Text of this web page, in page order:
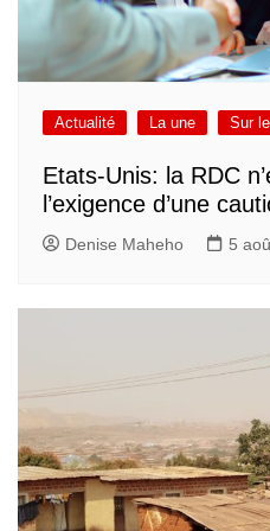
Actualité La une Sur
Etats-Unis: la RDC
l’exigence d’une
Denise Maheho 5